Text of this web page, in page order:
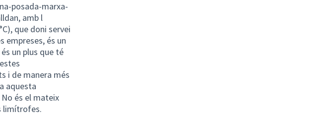
posada-marxa-
amb l
que doni servei
empreses, és un
un plus que té
i de manera més
aquesta
és el mateix
limítrofes.